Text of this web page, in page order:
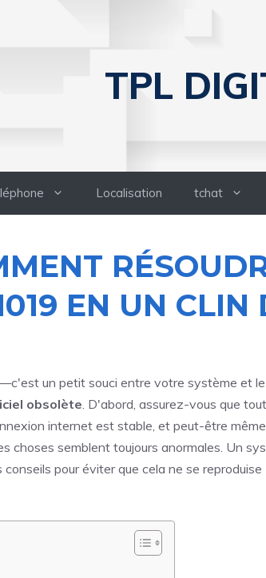
TPL
Localisation tchat
EN UN
un petit souci entre votre système et
obsolète . D'abord, assurez-vous que
internet est stable, et peut-être
choses semblent toujours anormales. Un
pour éviter que cela ne se